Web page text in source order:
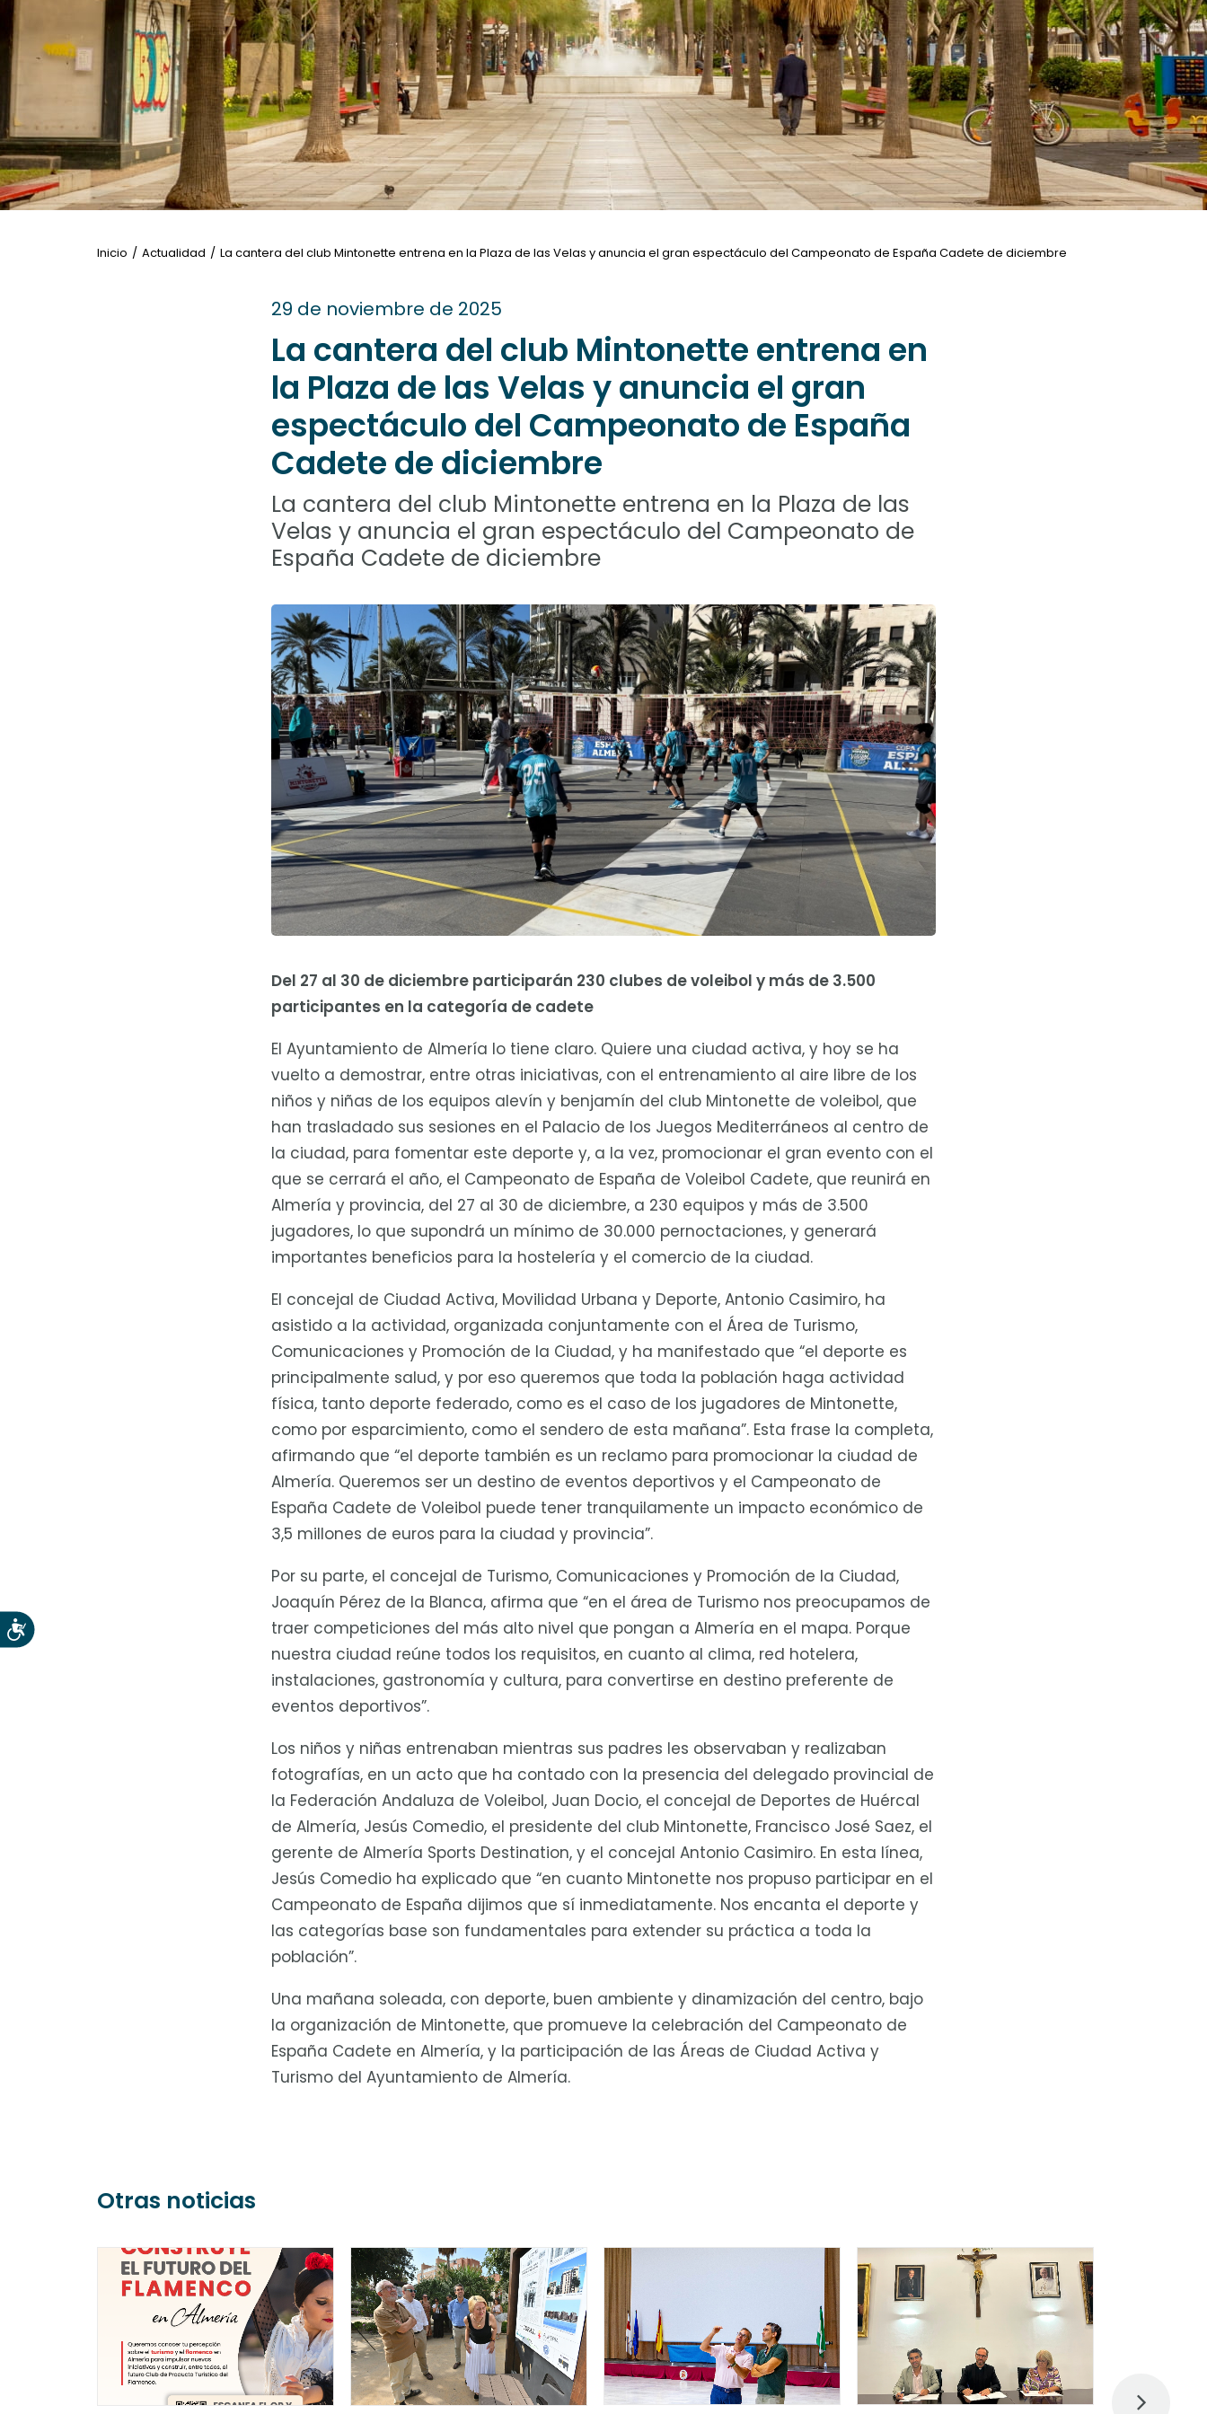
las
personas
con
discapacidad
visual
que
están
usando
un
Accesibilidad
Inicio Actualidad La cantera del club Mintonette entrena en la Plaza de las Velas y anuncia el gran espectáculo del Campeonato de España Cadete de diciembre
29 de noviembre de 2025
La cantera del club Mintonette entrena en
la Plaza de las Velas y anuncia el gran
espectáculo del Campeonato de España
Cadete de diciembre
La cantera del club Mintonette entrena en la Plaza de las
Velas y anuncia el gran espectáculo del Campeonato de
España Cadete de diciembre
Del 27 al 30 de diciembre participarán 230 clubes de voleibol y más de 3.500
participantes en la categoría de cadete
El Ayuntamiento de Almería lo tiene claro. Quiere una ciudad activa, y hoy se ha
vuelto a demostrar, entre otras iniciativas, con el entrenamiento al aire libre de los
niños y niñas de los equipos alevín y benjamín del club Mintonette de voleibol, que
han trasladado sus sesiones en el Palacio de los Juegos Mediterráneos al centro de
la ciudad, para fomentar este deporte y, a la vez, promocionar el gran evento con el
que se cerrará el año, el Campeonato de España de Voleibol Cadete, que reunirá en
Almería y provincia, del 27 al 30 de diciembre, a 230 equipos y más de 3.500
jugadores, lo que supondrá un mínimo de 30.000 pernoctaciones, y generará
importantes beneficios para la hostelería y el comercio de la ciudad.
El concejal de Ciudad Activa, Movilidad Urbana y Deporte, Antonio Casimiro, ha
asistido a la actividad, organizada conjuntamente con el Área de Turismo,
Comunicaciones y Promoción de la Ciudad, y ha manifestado que “el deporte es
principalmente salud, y por eso queremos que toda la población haga actividad
física, tanto deporte federado, como es el caso de los jugadores de Mintonette,
como por esparcimiento, como el sendero de esta mañana”. Esta frase la completa,
afirmando que “el deporte también es un reclamo para promocionar la ciudad de
Almería. Queremos ser un destino de eventos deportivos y el Campeonato de
España Cadete de Voleibol puede tener tranquilamente un impacto económico de
3,5 millones de euros para la ciudad y provincia”.
Por su parte, el concejal de Turismo, Comunicaciones y Promoción de la Ciudad,
Joaquín Pérez de la Blanca, afirma que “en el área de Turismo nos preocupamos de
traer competiciones del más alto nivel que pongan a Almería en el mapa. Porque
nuestra ciudad reúne todos los requisitos, en cuanto al clima, red hotelera,
instalaciones, gastronomía y cultura, para convertirse en destino preferente de
eventos deportivos”.
Los niños y niñas entrenaban mientras sus padres les observaban y realizaban
fotografías, en un acto que ha contado con la presencia del delegado provincial de
la Federación Andaluza de Voleibol, Juan Docio, el concejal de Deportes de Huércal
de Almería, Jesús Comedio, el presidente del club Mintonette, Francisco José Saez, el
gerente de Almería Sports Destination, y el concejal Antonio Casimiro. En esta línea,
Jesús Comedio ha explicado que “en cuanto Mintonette nos propuso participar en el
Campeonato de España dijimos que sí inmediatamente. Nos encanta el deporte y
las categorías base son fundamentales para extender su práctica a toda la
población”.
Una mañana soleada, con deporte, buen ambiente y dinamización del centro, bajo
la organización de Mintonette, que promueve la celebración del Campeonato de
España Cadete en Almería, y la participación de las Áreas de Ciudad Activa y
Turismo del Ayuntamiento de Almería.
Otras noticias